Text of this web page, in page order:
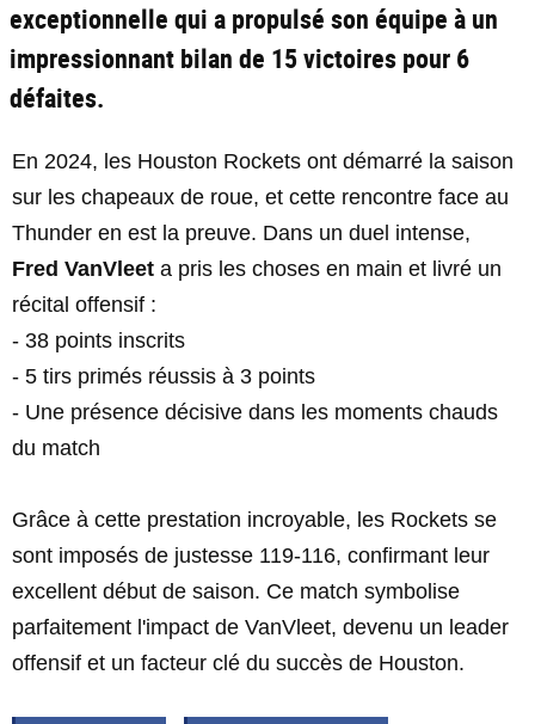
exceptionnelle qui a propulsé son équipe à un
impressionnant bilan de 15 victoires pour 6
défaites.
En 2024, les Houston Rockets ont démarré la saison
sur les chapeaux de roue, et cette rencontre face au
Thunder en est la preuve. Dans un duel intense,
Fred VanVleet a pris les choses en main et livré un
récital offensif :
- 38 points inscrits
- 5 tirs primés réussis à 3 points
- Une présence décisive dans les moments chauds
du match
Grâce à cette prestation incroyable, les Rockets se
sont imposés de justesse 119-116, confirmant leur
excellent début de saison. Ce match symbolise
parfaitement l'impact de VanVleet, devenu un leader
offensif et un facteur clé du succès de Houston.